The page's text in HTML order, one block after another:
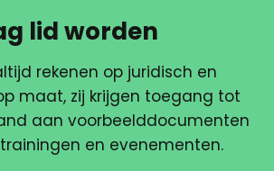
lid worden
rekenen op juridisch en
maat, zij krijgen toegang tot
aan voorbeelddocumenten
en evenementen.